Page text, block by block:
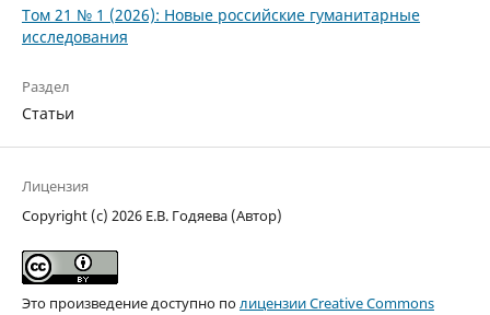
Том 21 № 1 (2026): Новые российские гуманитарные
исследования
Раздел
Статьи
Лицензия
Copyright (c) 2026 Е.В. Годяева (Автор)
Это произведение доступно полицензии Creative Commons